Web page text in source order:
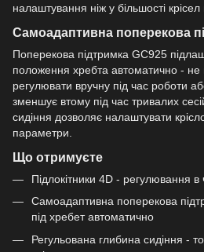
налаштування ніж у більшості крісел
Самоадаптивна поперекова
Поперекова підтримка GC925
положення хребта автоматично - не
регулювати вручну під час роботи
зменшує втому під час тривалих
сидіння дозволяє налаштувати
параметри.
Що отримуєте
Підлокітники 4D - регулювання
Самоадаптивна поперекова
під хребет автоматично
Регульована глибина сидіння -